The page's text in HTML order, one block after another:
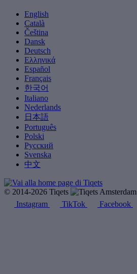
English
Català
Čeština
Dansk
Deutsch
Ελληνικά
Español
Français
한국어
Italiano
Nederlands
日本語
Português
Polski
Русский
Svenska
中文
© 2014-2026 Tiqets
Instagram
TikTok Facebook